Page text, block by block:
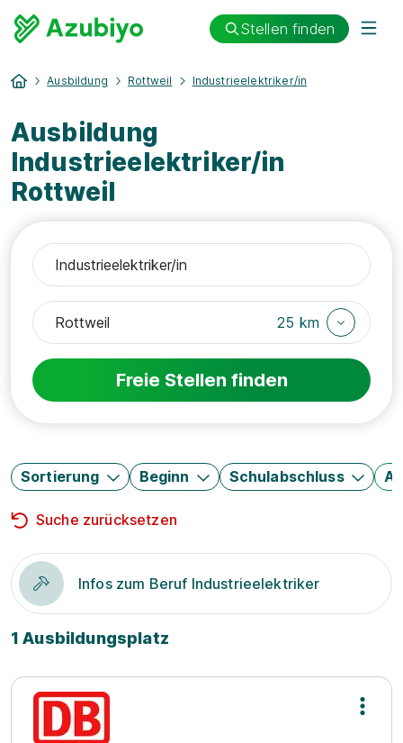
Stellen finden
Ausbildung Rottweil Industrieelektriker/in
Ausbildung
Industrieelektriker/in
Rottweil
25 km
Freie Stellen finden
Sortierung Beginn Schulabschluss
Suche zurücksetzen
Infos zum Beruf Industrieelektriker
1 Ausbildungsplatz